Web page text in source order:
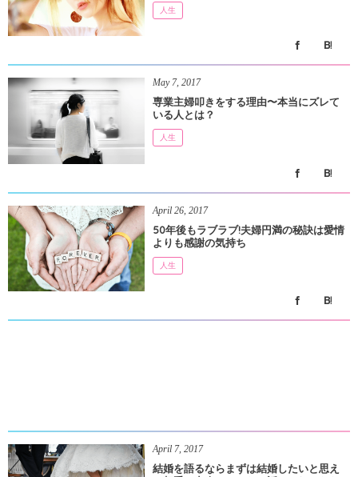
人生
May 7,2017
専業主婦叩きをする理由〜本当にズレて
いる人とは？
人生
April 26,2017
50年後もラブラブ!夫婦円満の秘訣は愛情
よりも感謝の気持ち
人生
April 7,2017
結婚を語るならまずは結婚したいと思え